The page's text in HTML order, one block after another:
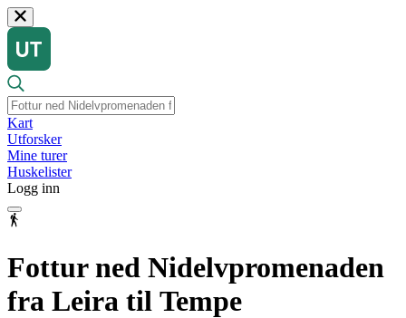
Kart
Utforsker
Mine turer
Huskelister
Logg inn
Fottur ned Nidelvpromenaden
fra Leira til Tempe